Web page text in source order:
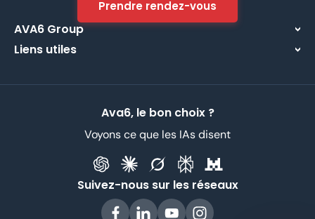
Prendre rendez-vous
AVA6 Group
À propos
Liens utiles
Ava6, le bon choix ?
Voyons ce que les IAs disent
Suivez-nous sur les réseaux